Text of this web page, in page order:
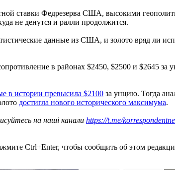
ставки Федрезерва США, высокими
не денутся и ралли продолжится.
данные из США, и золото вряд ли
в районах $2450, $2500 и $2645 за
в истории превысила $2100 за унцию. Тогда
достигла нового исторического максимума.
на наші канали https://t.me/
Ctrl+Enter, чтобы сообщить об этом